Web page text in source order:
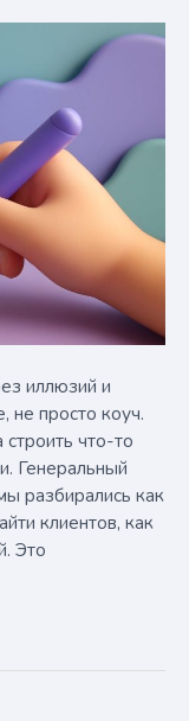
иллюзий и
просто коуч.
что-то
Генеральный
разбирались как
клиентов, как
Это